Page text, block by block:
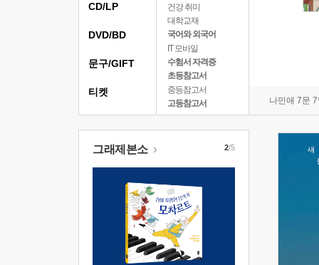
건강 취미
대학교재
국어와 외국어
IT 모바일
수험서 자격증
초등참고서
중등참고서
고등참고서
나민애 7문
CD/LP
DVD/BD
문구/GIFT
티켓
그래제본소 2/5